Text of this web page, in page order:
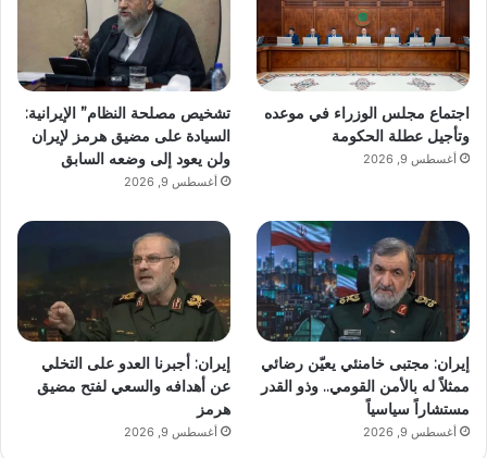
اجتماع مجلس الوزراء في موعده
وتأجيل عطلة الحكومة
أغسطس 9, 2026
تشخيص مصلحة النظام” الإيرانية:
السيادة على مضيق هرمز لإيران
ولن يعود إلى وضعه السابق
أغسطس 9, 2026
إيران: مجتبى خامنئي يعيّن رضائي
ممثلاً له بالأمن القومي.. وذو القدر
مستشاراً سياسياً
أغسطس 9, 2026
إيران: أجبرنا العدو على التخلي
عن أهدافه والسعي لفتح مضيق
هرمز
أغسطس 9, 2026